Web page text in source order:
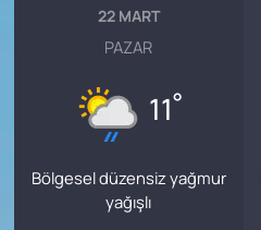
22 MART
PAZAR
11°
Bölgesel düzensiz yağmur
yağışlı